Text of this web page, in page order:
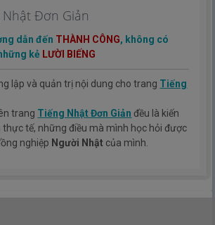
Nhật Đơn Giản
dẫn đến THÀNH CÔNG, không có
kẻ LƯỜI BIẾNG
lập và quản trị nội dung cho trang Tiếng
trang Tiếng Nhật Đơn Giản đều là kiến
tế, những điều mà mình học hỏi được
nghiệp Người Nhật của mình.
nghiệm mà mình có được sẽ giúp các bạn